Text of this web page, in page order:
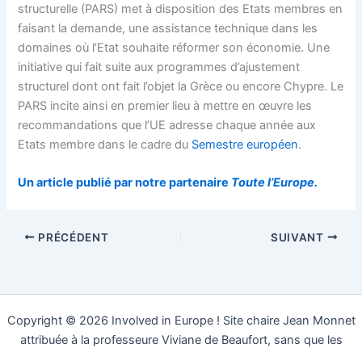
structurelle (PARS) met à disposition des Etats membres en
faisant la demande, une assistance technique dans les
domaines où l’Etat souhaite réformer son économie. Une
initiative qui fait suite aux programmes d’ajustement
structurel dont ont fait l’objet la Grèce ou encore Chypre. Le
PARS incite ainsi en premier lieu à mettre en œuvre les
recommandations que l’UE adresse chaque année aux
Etats membre dans le cadre du Semestre européen.
Un article publié par notre partenaire Toute l’Europe.
PRÉCÉDENT SUIVANT
Copyright © 2026 Involved in Europe ! Site chaire Jean Monnet
attribuée à la professeure Viviane de Beaufort, sans que les